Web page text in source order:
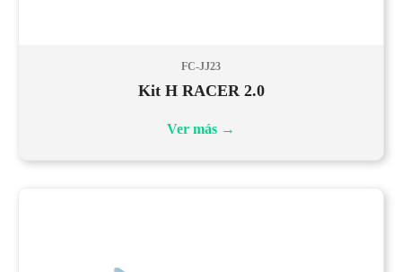
FC-JJ23
Kit H RACER 2.0
Ver más →